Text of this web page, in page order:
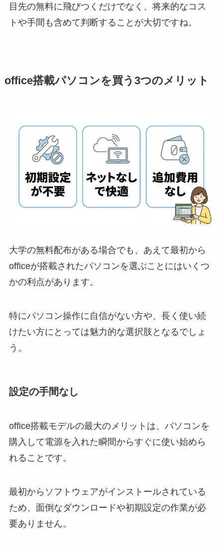
目先の無料に飛びつくだけでなく、将来的なコス
トや手間も含めて判断することが大切ですね。
office搭載パソコンを買う3つのメリット
大学の無料配布がある場合でも、あえて最初から
officeが搭載されたパソコンを選ぶことにはいくつ
かの利点があります。
特にパソコン操作に自信がない方や、長く使い続
けたい方にとっては魅力的な選択肢となるでしょ
う。
設定の手間なし
office搭載モデルの最大のメリットは、パソコンを
購入して電源を入れた瞬間からすぐに使い始めら
れることです。
最初からソフトウェアがインストールされている
ため、面倒なダウンロードや初期設定の作業が必
要ありません。